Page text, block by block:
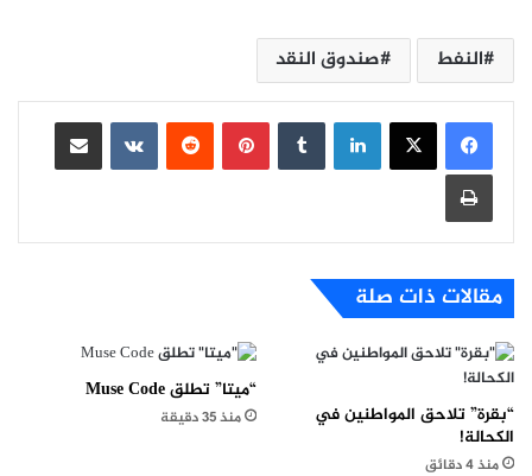
النفط صندوق النقد
لينكدإن بينتيريست
مشاركة عبر البريد
طباعة
مقالات ذات صلة
“بقرة” تلاحق المواطنين في
الكحالة!
منذ 4 دقائق
“ميتا” تطلق Muse Code
منذ 35 دقيقة